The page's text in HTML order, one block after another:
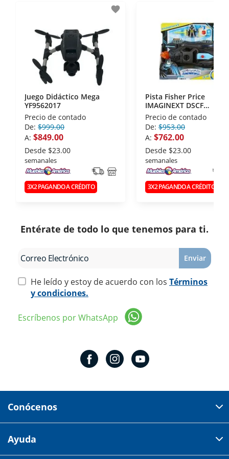
disposiciones legales y Códigos de Ética de la
Asociación Mexicana de Internet (AIMX).
- Nos encontramos en la lista de socios Activos de
la Asociación de Internet.MX.
favorite
Juego Didáctico Mega
YF9562017
Precio de contado
De: $999.00
A: $849.00
Desde $23.00
semanales
3X2 PAGANDO A CRÉDITO
Pista Fisher Price
IMAGINEXT DSCF
BATIMÓVIL LUCES Y
SONIDO HGX96
Precio de contado
De: $953.00
A: $762.00
Desde $23.00
semanales
3X2 PAGANDO A CRÉDITO
Entérate de todo lo que tenemos para ti.
Enviar
He leído y estoy de acuerdo con los Términos
y condiciones.
Escríbenos por WhatsApp
Conócenos
Av 18 de marzo # 309. Colonia la Nogalera.
Ayuda